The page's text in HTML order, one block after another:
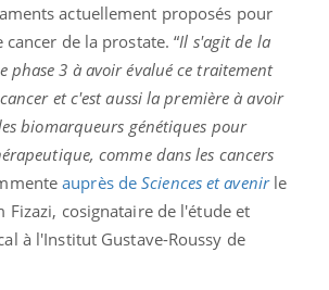
actuellement proposés pour
de la prostate. “Il s'agit de la
phase 3 à avoir évalué ce traitement
et c'est aussi la première à avoir
biomarqueurs génétiques pour
comme dans les cancers
auprès deSciences et avenirle
Fizazi, cosignataire de l'étude et
à l'Institut Gustave-Roussy de